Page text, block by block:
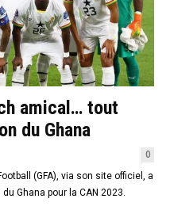
amical… tout
du Ghana
0
(GFA), via son site officiel, a
Ghana pour la CAN 2023.